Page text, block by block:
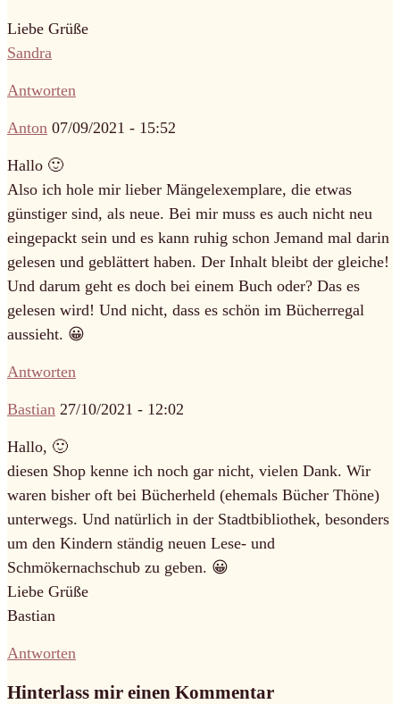
Liebe Grüße
Sandra
Antworten
Anton 07/09/2021 - 15:52
Hallo 🙂
Also ich hole mir lieber Mängelexemplare, die etwas
günstiger sind, als neue. Bei mir muss es auch nicht neu
eingepackt sein und es kann ruhig schon Jemand mal darin
gelesen und geblättert haben. Der Inhalt bleibt der gleiche!
Und darum geht es doch bei einem Buch oder? Das es
gelesen wird! Und nicht, dass es schön im Bücherregal
aussieht. 😀
Antworten
Bastian 27/10/2021 - 12:02
Hallo, 🙂
diesen Shop kenne ich noch gar nicht, vielen Dank. Wir
waren bisher oft bei Bücherheld (ehemals Bücher Thöne)
unterwegs. Und natürlich in der Stadtbibliothek, besonders
um den Kindern ständig neuen Lese- und
Schmökernachschub zu geben. 😀
Liebe Grüße
Bastian
Antworten
Hinterlass mir einen Kommentar